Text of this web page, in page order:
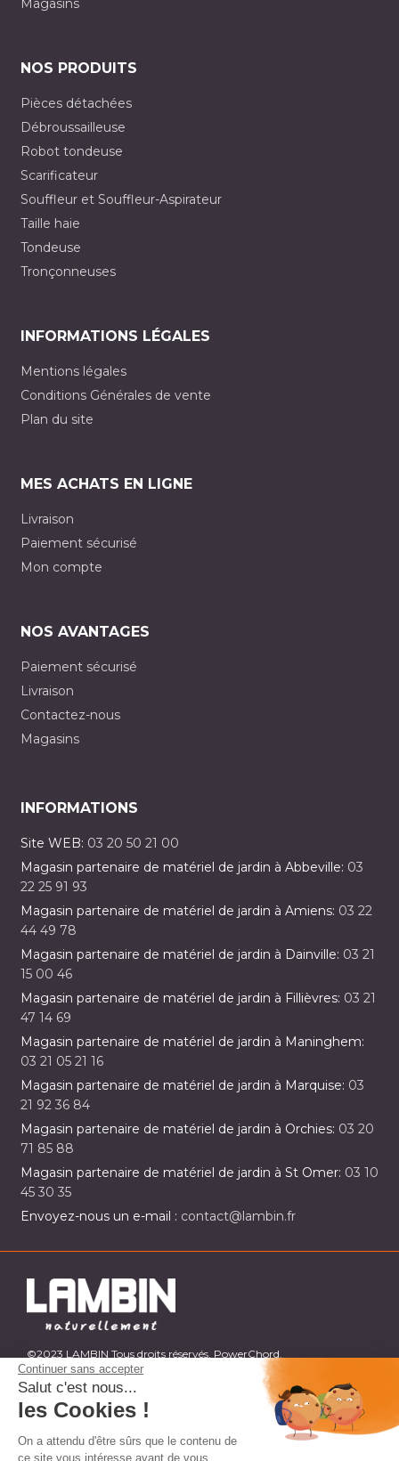
Continuer sans accepter
Salut c'est nous...
les Cookies !
On a attendu d'être sûrs que le contenu de
ce site vous intéresse avant de vous
Magasins
NOS PRODUITS
Pièces détachées
Débroussailleuse
Robot tondeuse
Scarificateur
Souffleur et Souffleur-Aspirateur
Taille haie
Tondeuse
Tronçonneuses
INFORMATIONS LÉGALES
Mentions légales
Conditions Générales de vente
Plan du site
MES ACHATS EN LIGNE
Livraison
Paiement sécurisé
Mon compte
NOS AVANTAGES
Paiement sécurisé
Livraison
Contactez-nous
Magasins
INFORMATIONS
Site WEB: 03 20 50 21 00
Magasin partenaire de matériel de jardin à Abbeville: 03
22 25 91 93
Magasin partenaire de matériel de jardin à Amiens: 03 22
44 49 78
Magasin partenaire de matériel de jardin à Dainville: 03 21
15 00 46
Magasin partenaire de matériel de jardin à Fillièvres: 03 21
47 14 69
Magasin partenaire de matériel de jardin à Maninghem:
03 21 05 21 16
Magasin partenaire de matériel de jardin à Marquise: 03
21 92 36 84
Magasin partenaire de matériel de jardin à Orchies: 03 20
71 85 88
Magasin partenaire de matériel de jardin à St Omer: 03 10
45 30 35
Envoyez-nous un e-mail : contact@lambin.fr
©2023 LAMBIN Tous droits réservés. PowerChord.